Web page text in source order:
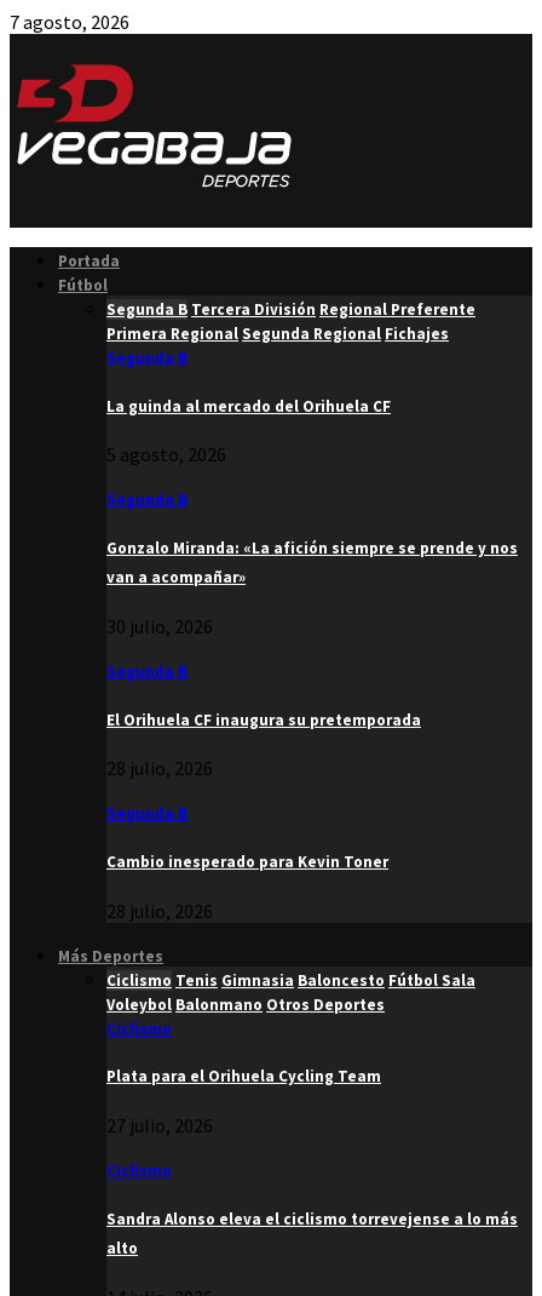
7 agosto, 2026
Portada
Fútbol
Segunda B Tercera División Regional Preferente
Primera RegionalSegunda Regional Fichajes
Segunda B
La guinda al mercado del Orihuela CF
5 agosto, 2026
Segunda B
Gonzalo Miranda: «La afición siempre se prende y nos
van a acompañar»
30 julio, 2026
Segunda B
El Orihuela CF inaugura su pretemporada
28 julio, 2026
Segunda B
Cambio inesperado para Kevin Toner
28 julio, 2026
Más Deportes
Ciclismo Tenis Gimnasia Baloncesto Fútbol Sala
Voleybol Balonmano Otros Deportes
Ciclismo
Plata para el Orihuela Cycling Team
27 julio, 2026
Ciclismo
Sandra Alonso eleva el ciclismo torrevejense a lo más
alto